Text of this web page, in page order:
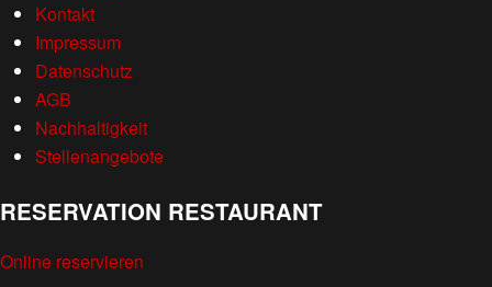
Kontakt
Impressum
Datenschutz
AGB
Nachhaltigkeit
Stellenangebote
RESERVATION RESTAURANT
Online reservieren